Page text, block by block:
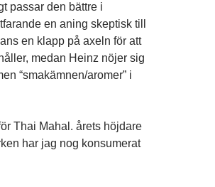
passar den bättre i
en aning skeptisk till
en klapp på axeln för att
medan Heinz nöjer sig
“smakämnen/aromer” i
Thai Mahal. årets höjdare
har jag nog konsumerat